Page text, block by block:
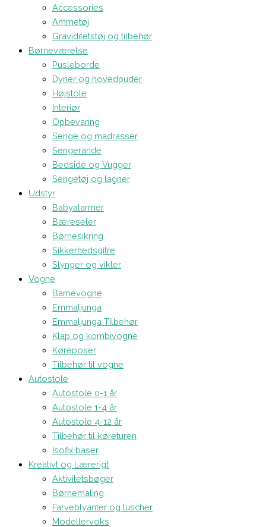
Accessories
Ammetøj
Graviditetstøj og tilbehør
Børneværelse
Pusleborde
Dyner og hovedpuder
Højstole
Interiør
Opbevaring
Senge og madrasser
Sengerande
Bedside og Vugger
Sengetøj og lagner
Udstyr
Babyalarmer
Bæreseler
Børnesikring
Sikkerhedsgitre
Slynger og vikler
Vogne
Barnevogne
Emmaljunga
Emmaljunga Tilbehør
Klap og kombivogne
Køreposer
Tilbehør til vogne
Autostole
Autostole 0-1 år
Autostole 1-4 år
Autostole 4-12 år
Tilbehør til køreturen
Isofix baser
Kreativt og Lærerigt
Aktivitetsbøger
Børnemaling
Farveblyanter og tuscher
Modellervoks